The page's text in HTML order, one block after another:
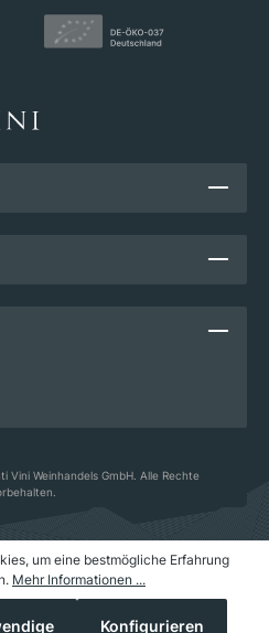
Weinhandels GmbH. Alle Rechte
um eine bestmögliche Erfahrung
Mehr Informationen ...
Konfigurieren